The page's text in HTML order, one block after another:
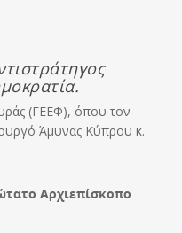
(ΓΕΕΦ), όπου τον
Άμυνας Κύπρου κ.
Αρχιεπίσκοπο